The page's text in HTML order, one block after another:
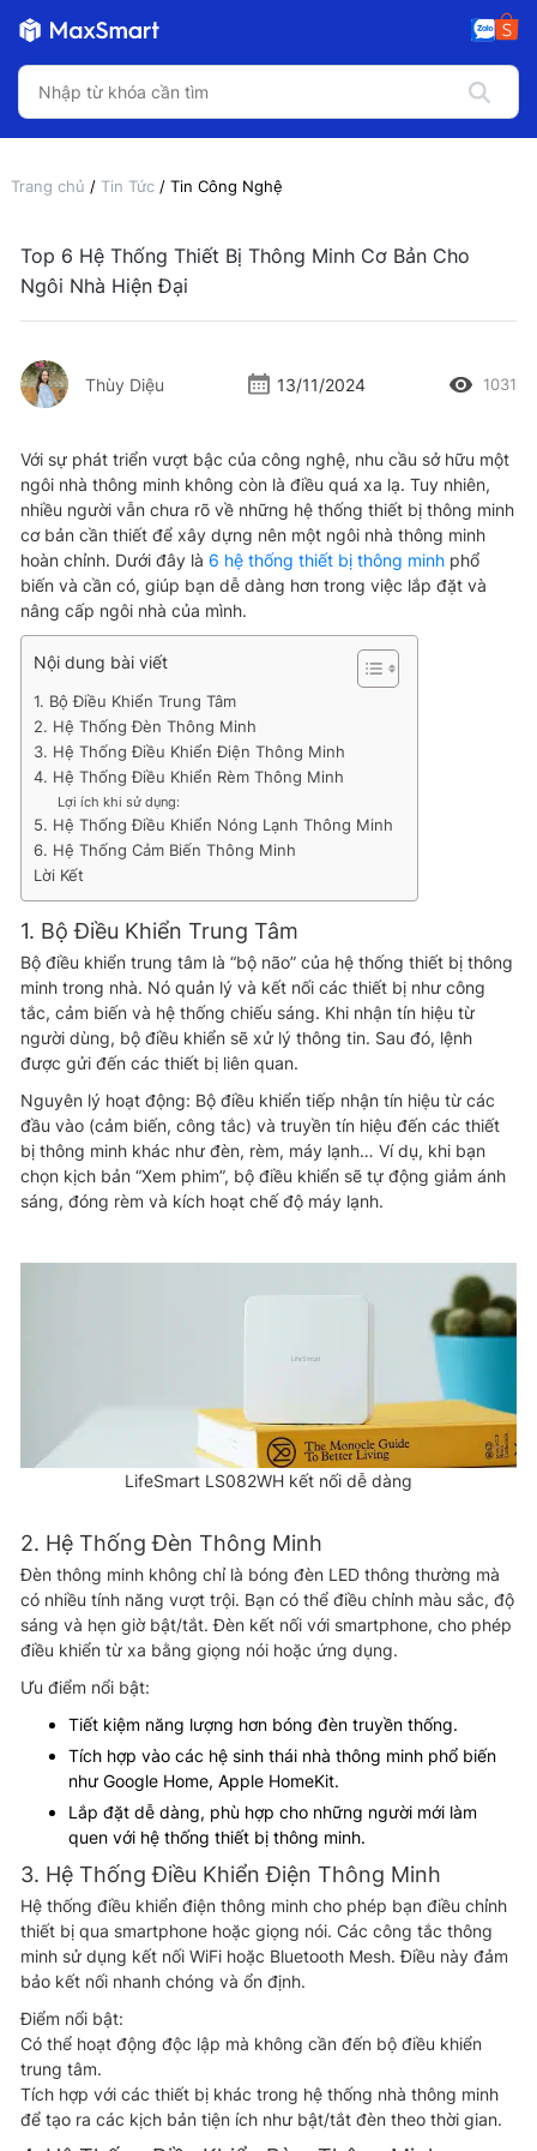
Trang chủ / Tin Tức/ Tin Công Nghệ
Top 6 Hệ Thống Thiết Bị Thông Minh Cơ Bản Cho
Ngôi Nhà Hiện Đại
Thùy Diệu 13/11/2024 1031
Với sự phát triển vượt bậc của công nghệ, nhu cầu sở hữu một
ngôi nhà thông minh không còn là điều quá xa lạ. Tuy nhiên,
nhiều người vẫn chưa rõ về những hệ thống thiết bị thông minh
cơ bản cần thiết để xây dựng nên một ngôi nhà thông minh
hoàn chỉnh. Dưới đây là 6 hệ thống thiết bị thông minh phổ
biến và cần có, giúp bạn dễ dàng hơn trong việc lắp đặt và
nâng cấp ngôi nhà của mình.
Nội dung bài viết
1. Bộ Điều Khiển Trung Tâm
2. Hệ Thống Đèn Thông Minh
3. Hệ Thống Điều Khiển Điện Thông Minh
4. Hệ Thống Điều Khiển Rèm Thông Minh
Lợi ích khi sử dụng:
5. Hệ Thống Điều Khiển Nóng Lạnh Thông Minh
6. Hệ Thống Cảm Biến Thông Minh
Lời Kết
1. Bộ Điều Khiển Trung Tâm
Bộ điều khiển trung tâm là “bộ não” của hệ thống thiết bị thông
minh trong nhà. Nó quản lý và kết nối các thiết bị như công
tắc, cảm biến và hệ thống chiếu sáng. Khi nhận tín hiệu từ
người dùng, bộ điều khiển sẽ xử lý thông tin. Sau đó, lệnh
được gửi đến các thiết bị liên quan.
Nguyên lý hoạt động: Bộ điều khiển tiếp nhận tín hiệu từ các
đầu vào (cảm biến, công tắc) và truyền tín hiệu đến các thiết
bị thông minh khác như đèn, rèm, máy lạnh… Ví dụ, khi bạn
chọn kịch bản “Xem phim”, bộ điều khiển sẽ tự động giảm ánh
sáng, đóng rèm và kích hoạt chế độ máy lạnh.
LifeSmart LS082WH kết nối dễ dàng
2. Hệ Thống Đèn Thông Minh
Đèn thông minh không chỉ là bóng đèn LED thông thường mà
có nhiều tính năng vượt trội. Bạn có thể điều chỉnh màu sắc, độ
sáng và hẹn giờ bật/tắt. Đèn kết nối với smartphone, cho phép
điều khiển từ xa bằng giọng nói hoặc ứng dụng.
Ưu điểm nổi bật:
Tiết kiệm năng lượng hơn bóng đèn truyền thống.
Tích hợp vào các hệ sinh thái nhà thông minh phổ biến
như Google Home, Apple HomeKit.
Lắp đặt dễ dàng, phù hợp cho những người mới làm
quen với hệ thống thiết bị thông minh.
3. Hệ Thống Điều Khiển Điện Thông Minh
Hệ thống điều khiển điện thông minh cho phép bạn điều chỉnh
thiết bị qua smartphone hoặc giọng nói. Các công tắc thông
minh sử dụng kết nối WiFi hoặc Bluetooth Mesh. Điều này đảm
bảo kết nối nhanh chóng và ổn định.
Điểm nổi bật:
Có thể hoạt động độc lập mà không cần đến bộ điều khiển
trung tâm.
Tích hợp với các thiết bị khác trong hệ thống nhà thông minh
để tạo ra các kịch bản tiện ích như bật/tắt đèn theo thời gian.